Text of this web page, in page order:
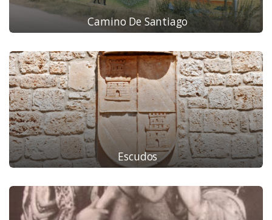
Camino De Santiago
Escudos